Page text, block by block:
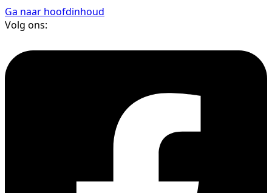
Ga naar hoofdinhoud
Volg ons: